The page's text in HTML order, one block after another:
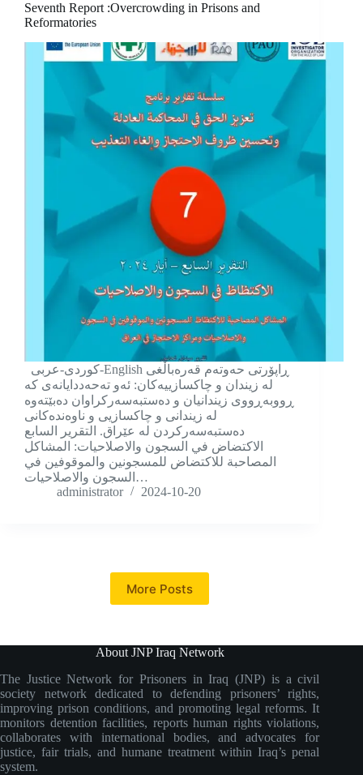
Seventh Report :Overcrowding in Prisons and
Reformatories
لە زیندان و چاکسازییەکان: ئەو تەحەددایانەی کە
ڕووبەڕووی زیندانیان و دەستبەسەرکراوان دەبێتەوە
لە زیندانی و چاکسازیی و ناوەندەکانی
دەستبەسەرکردن لە عێراق. التقرير السابع
الاكتضاض في السجون والاصلاحيات: المشاكل
المصاحبة للاكتضاض للمسجونين والموقوفين في
السجون والاصلاحيات…
administrator
2024-10-20
More Posts
About JNP Iraq Network
The Justice Network for Prisoners in Iraq (JNP) is a civil
society network dedicated to defending prisoners’ rights,
improving prison conditions, and promoting legal reforms. It
monitors detention facilities, reports human rights violations,
collaborates with international bodies, and advocates for
justice, fair trials, and humane treatment within Iraq’s penal
system.